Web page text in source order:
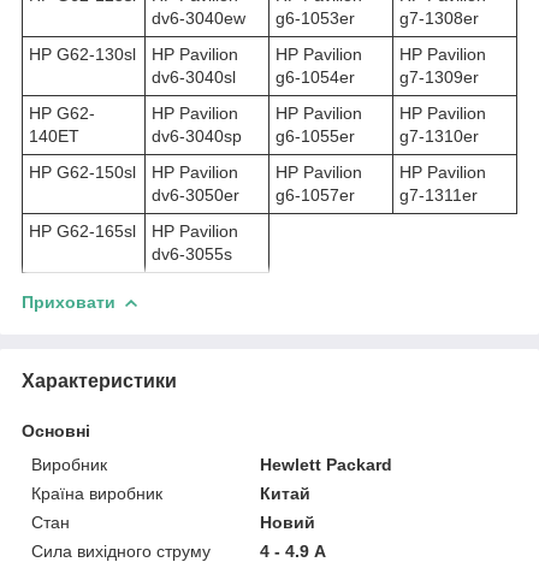
dv6-3040ew
g6-1053er
g7-1308er
HP G62-130sl
HP Pavilion
dv6-3040sl
HP Pavilion
g6-1054er
HP Pavilion
g7-1309er
HP G62-
140ET
HP Pavilion
dv6-3040sp
HP Pavilion
g6-1055er
HP Pavilion
g7-1310er
HP G62-150sl
HP Pavilion
dv6-3050er
HP Pavilion
g6-1057er
HP Pavilion
g7-1311er
HP G62-165sl
HP Pavilion
dv6-3055s
Приховати
Характеристики
Основні
Виробник
Hewlett Packard
Країна виробник
Китай
Стан
Новий
Сила вихідного струму
4 - 4.9 А